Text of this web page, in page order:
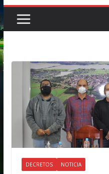
DECRETOS NOTICIA